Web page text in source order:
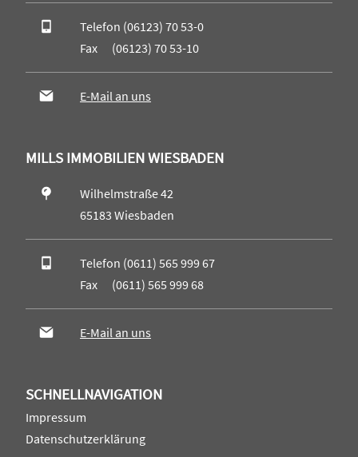
Telefon (06123) 70 53-0
Fax (06123) 70 53-10
E-Mail an uns
MILLS IMMOBILIEN WIESBADEN
Wilhelmstraße 42
65183 Wiesbaden
Telefon (0611) 565 999 67
Fax (0611) 565 999 68
E-Mail an uns
SCHNELLNAVIGATION
Impressum
Datenschutzerklärung